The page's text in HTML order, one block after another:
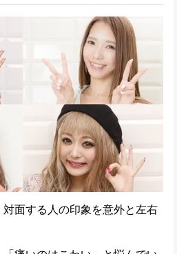
面する人の印象を意外と左右